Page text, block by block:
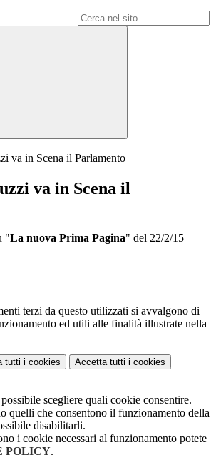
va in Scena il Parlamento
va in Scena il
"La nuova Prima Pagina" del 22/2/15
terzi da questo utilizzati si avvalgono di
ed utili alle finalità illustrate nella
tutti i cookies Accetta tutti i cookies
scegliere quali cookie consentire.
quelli che consentono il funzionamento della
disabilitarli.
i cookie necessari al funzionamento potete
POLICY.